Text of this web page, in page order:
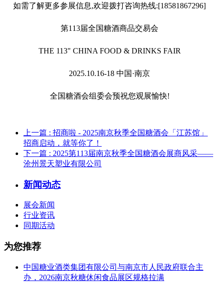
如需了解更多参展信息,欢迎拨打咨询热线:[18581867296]
第113届全国糖酒商品交易会
THE 113" CHINA FOOD & DRINKS FAIR
2025.10.16-18 中国·南京
全国糖酒会组委会预祝您观展愉快!
上一篇 : 招商啦 - 2025南京秋季全国糖酒会「江苏馆」
招商启动，就等你了！
下一篇 : 2025第113届南京秋季全国糖酒会展商风采——
沧州景天塑业有限公司
新闻动态
展会新闻
行业资讯
同期活动
为您推荐
中国糖业酒类集团有限公司与南京市人民政府联合主
办，2026南京秋糖休闲食品展区规格拉满